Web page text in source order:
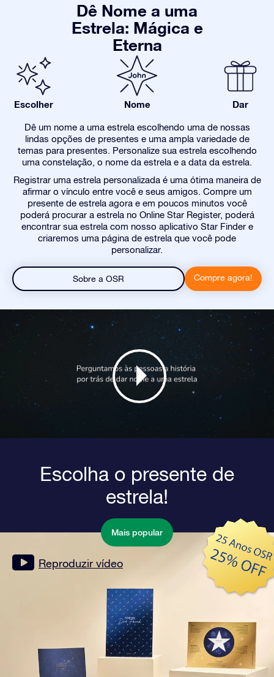
Dê Nome a uma
Estrela: Mágica e
Eterna
Escolher Nome Dar
Dê um nome a uma estrela escolhendo uma de nossas
lindas opções de presentes e uma ampla variedade de
temas para presentes. Personalize sua estrela escolhendo
uma constelação, o nome da estrela e a data da estrela.
Registrar uma estrela personalizada é uma ótima maneira de
afirmar o vínculo entre você e seus amigos. Compre um
presente de estrela agora e em poucos minutos você
poderá procurar a estrela no Online Star Register, poderá
encontrar sua estrela com nosso aplicativo Star Finder e
criaremos uma página de estrela que você pode
personalizar.
Sobre a OSR Compre agora!
Escolha o presente de
estrela!
Mais popular
Reproduzir vídeo